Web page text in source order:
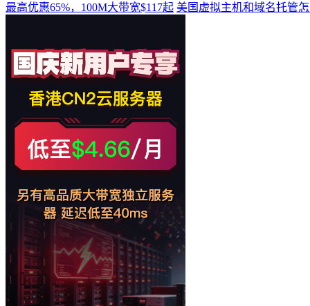
最高优惠65%，100M大带宽$117起 美国虚拟主机和域名托管